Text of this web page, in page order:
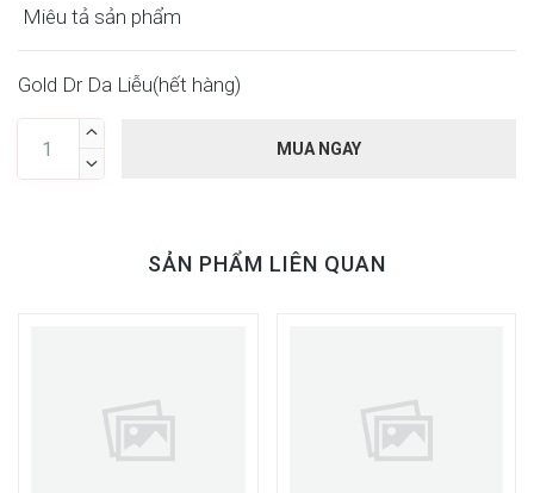
Miêu tả sản phẩm
Gold Dr Da Liễu(hết hàng)


MUA NGAY
SẢN PHẨM LIÊN QUAN